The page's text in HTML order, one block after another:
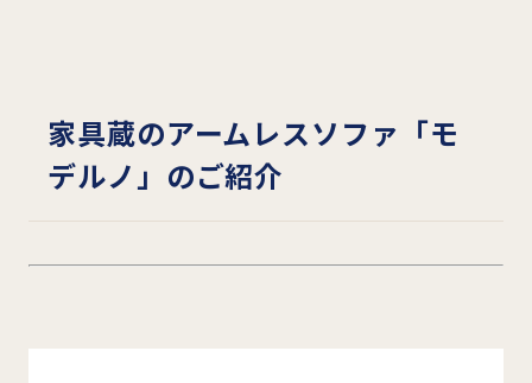
家具蔵のアームレスソファ「モ
デルノ」のご紹介